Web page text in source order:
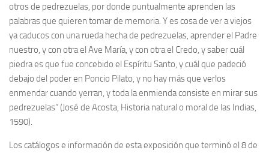
otros de pedrezuelas, por donde puntualmente aprenden las
palabras que quieren tomar de memoria. Y es cosa de ver a viejos
ya caducos con una rueda hecha de pedrezuelas, aprender el Padre
nuestro, y con otra el Ave María, y con otra el Credo, y saber cuál
piedra es que fue concebido el Espíritu Santo, y cuál que padeció
debajo del poder en Poncio Pilato, y no hay más que verlos
enmendar cuando yerran, y toda la enmienda consiste en mirar sus
pedrezuelas” (José de Acosta, Historia natural o moral de las Indias,
1590).
Los catálogos e información de esta exposición que terminó el 8 de